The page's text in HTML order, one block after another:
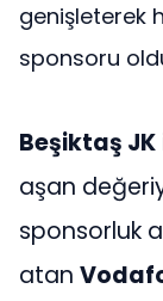
genişleterek
sponsoru
Beşiktaş JK
aşan
sponsorluk
atan